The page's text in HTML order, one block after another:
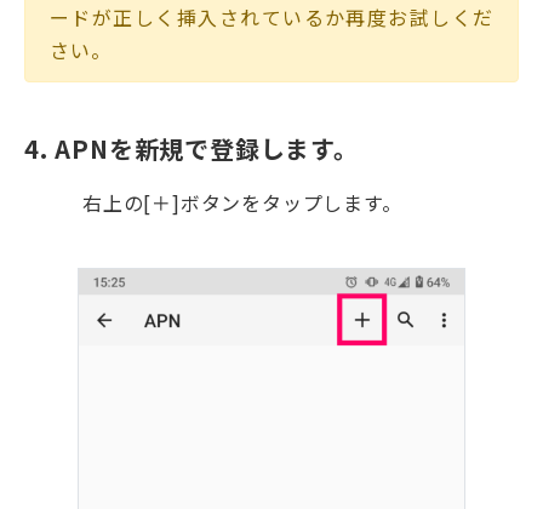
ードが正しく挿入されているか再度お試しくだ
さい。
4. APNを新規で登録します。
右上の[＋]ボタンをタップします。